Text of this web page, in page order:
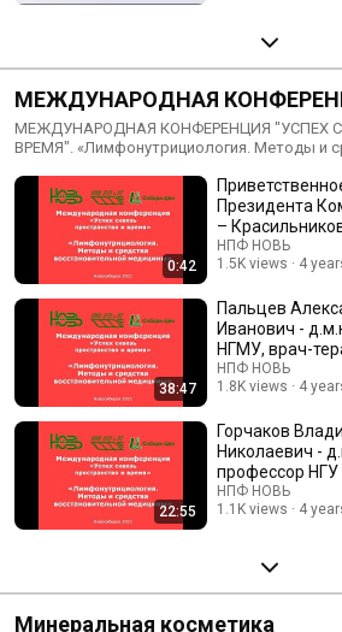
МЕЖДУНАРОДНАЯ
«Лимфонутрициология.
восстановительной медицины»
МЕЖДУНАРОДНАЯ КОНФЕРЕНЦИЯ "УСПЕХ
ВРЕМЯ". «Лимфонутрициология. Методы и средства
Компании АРГО – Красильникова Андрей
0:42
Президента
–
Борисович.
НПФ НОВЬ
1.5K views
4
38:47
Пальцев
Иванович -
НГМУ, врач-
НПФ НОВЬ
1.8K views
4
22:55
Горчаков
Николаевич -
профессор НГУ
НПФ НОВЬ
1.1K views
4
Минеральная косметика